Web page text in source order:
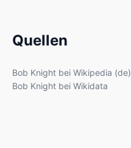
Quellen
Bob Knight bei Wikipedia (de)
Bob Knight bei Wikidata